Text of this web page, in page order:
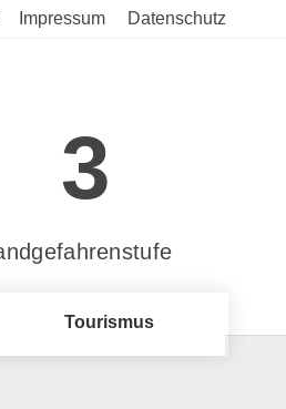
Impressum Datenschutz
3
Tourismus